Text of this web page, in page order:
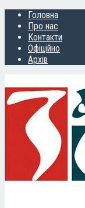
Головна
Про нас
Контакти
Офіційно
Архів